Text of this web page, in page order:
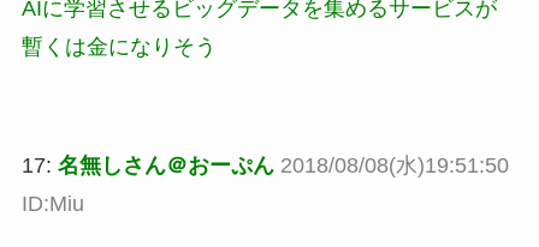
AIに学習させるビッグデータを集めるサービスが
暫くは金になりそう
17: 名無しさん＠おーぷん 2018/08/08(水)19:51:50
ID:Miu